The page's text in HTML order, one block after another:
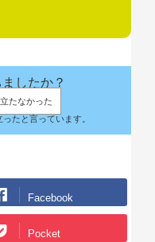
したか？
たなかった
たと言っています。
Facebook
Pocket